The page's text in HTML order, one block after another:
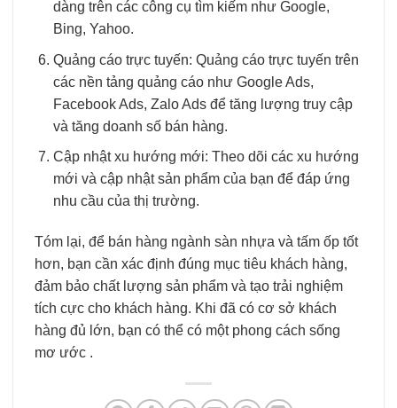
dàng trên các công cụ tìm kiếm như Google,
Bing, Yahoo.
Quảng cáo trực tuyến: Quảng cáo trực tuyến trên
các nền tảng quảng cáo như Google Ads,
Facebook Ads, Zalo Ads để tăng lượng truy cập
và tăng doanh số bán hàng.
Cập nhật xu hướng mới: Theo dõi các xu hướng
mới và cập nhật sản phẩm của bạn để đáp ứng
nhu cầu của thị trường.
Tóm lại, để bán hàng ngành sàn nhựa và tấm ốp tốt
hơn, bạn cần xác định đúng mục tiêu khách hàng,
đảm bảo chất lượng sản phẩm và tạo trải nghiệm
tích cực cho khách hàng. Khi đã có cơ sở khách
hàng đủ lớn, bạn có thể có một phong cách sống
mơ ước .